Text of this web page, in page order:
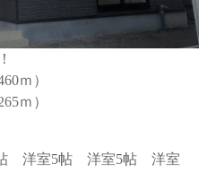
ｍ）
ｍ）
洋室5帖 洋室5帖 洋室